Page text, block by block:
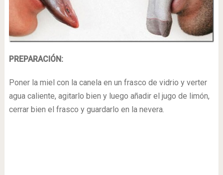
PREPARACIÓN:
Poner la miel con la canela en un frasco de vidrio y verter
agua caliente, agitarlo bien y luego añadir el jugo de limón,
cerrar bien el frasco y guardarlo en la nevera.